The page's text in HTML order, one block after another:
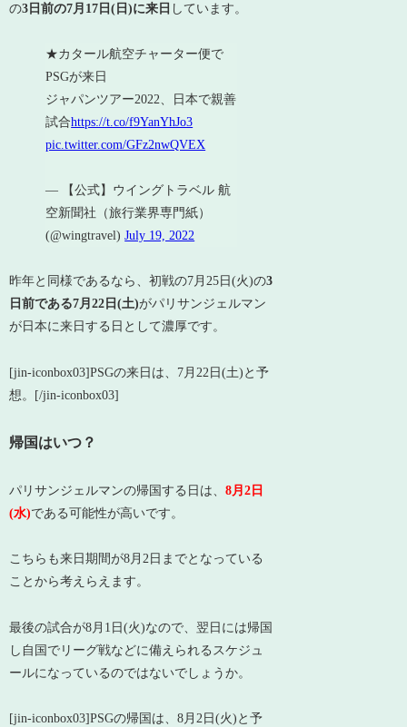
の3日前の7月17日(日)に来日 しています。
★カタール航空チャーター便で
PSGが来日
ジャパンツアー2022、日本で親善
試合https://t.co/f9YanYhJo3
pic.twitter.com/GFz2nwQVEX
— 【公式】ウイングトラベル 航
空新聞社（旅行業界専門紙）
(@wingtravel)July 19, 2022
昨年と同様であるなら、初戦の7月25日(火)の3
日前である7月22日(土)がパリサンジェルマン
が日本に来日する日として濃厚です。
[jin-iconbox03]PSGの来日は、7月22日(土)と予
想。[/jin-iconbox03]
帰国はいつ？
パリサンジェルマンの帰国する日は、8月2日
(水)である可能性が高いです。
こちらも来日期間が8月2日までとなっている
ことから考えらえます。
最後の試合が8月1日(火)なので、翌日には帰国
し自国でリーグ戦などに備えられるスケジュ
ールになっているのではないでしょうか。
[jin-iconbox03]PSGの帰国は、8月2日(火)と予